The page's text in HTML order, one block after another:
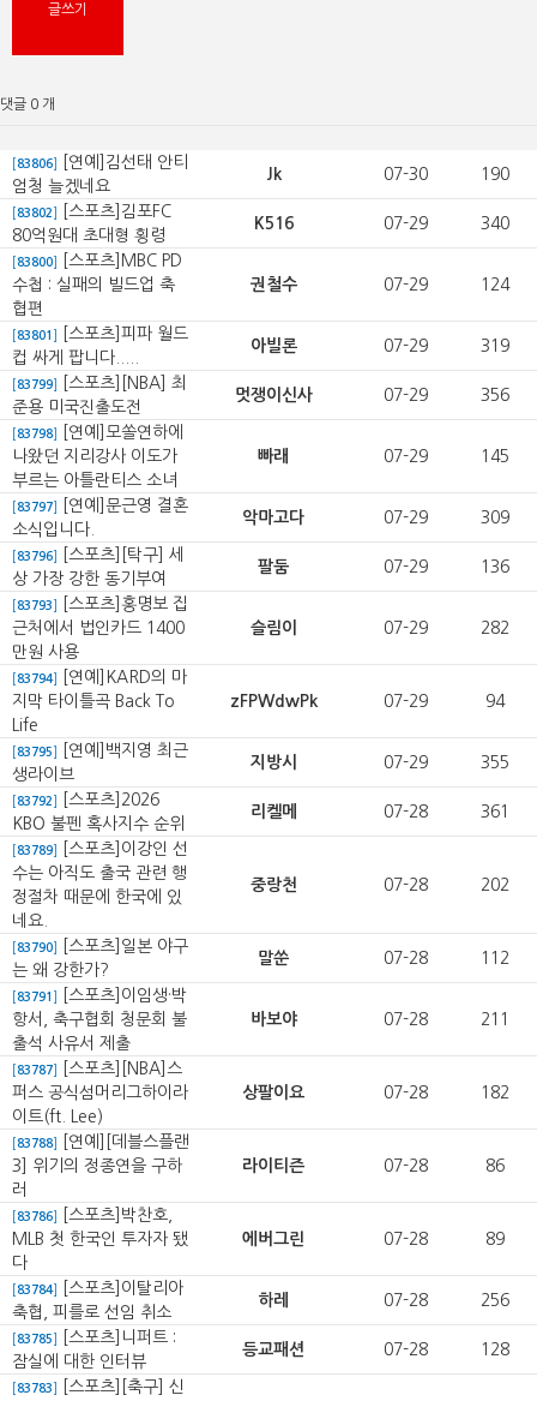
댓글 0 개
83806
[연예]김선태 안티
엄청 늘겠네요
Jk 07-30 190
83802
[스포츠]김포FC
80억원대 초대형 횡령
K516 07-29 340
83800
[스포츠]MBC PD
수첩 : 실패의 빌드업 축
협편
권철수 07-29 124
83801
[스포츠]피파 월드
컵 싸게 팝니다.....
아빌론 07-29 319
83799
[스포츠][NBA] 최
준용 미국진출도전
멋쟁이신사 07-29 356
83798]
[연예]모쏠연하에
나왔던 지리강사 이도가
부르는 아틀란티스 소녀
빠래 07-29 145
83797
[연예]문근영 결혼
소식입니다.
악마고다 07-29 309
83796
[스포츠][탁구] 세
상 가장 강한 동기부여
팔둠 07-29 136
83793
[스포츠]홍명보 집
근처에서 법인카드 1400
만원 사용
슬림이 07-29 282
83794]
[연예]KARD의 마
지막 타이틀곡 Back To
Life
zFPWdwPk 07-29 94
83795
[연예]백지영 최근
생라이브
지방시 07-29 355
83792
[스포츠]2026
KBO 불펜 혹사지수 순위
리켈메 07-28 361
83789
[스포츠]이강인 선
수는 아직도 출국 관련 행
정절차 때문에 한국에 있
네요.
중랑천 07-28 202
83790
[스포츠]일본 야구
는 왜 강한가?
말쑨 07-28 112
83791
[스포츠]이임생·박
항서, 축구협회 청문회 불
출석 사유서 제출
바보야 07-28 211
83787
[스포츠][NBA]스
퍼스 공식섬머리그하이라
이트(ft. Lee)
상팔이요 07-28 182
83788]
[연예][데블스플랜
3] 위기의 정종연을 구하
러
라이티즌 07-28 86
83786
[스포츠]박찬호,
MLB 첫 한국인 투자자 됐
다
에버그린 07-28 89
83784]
[스포츠]이탈리아
축협, 피를로 선임 취소
하레 07-28 256
83785
[스포츠]니퍼트 :
잠실에 대한 인터뷰
등교패션 07-28 128
83783
[스포츠][축구] 신